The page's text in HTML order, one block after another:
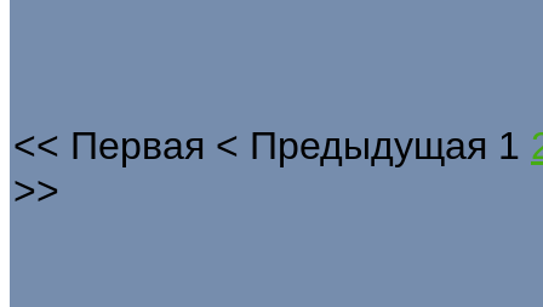
<< Первая < Предыдущая 1
>>